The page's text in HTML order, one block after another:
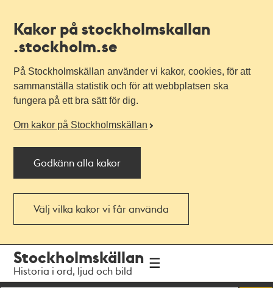
Kakor på stockholmskallan
.stockholm.se
På Stockholmskällan använder vi kakor, cookies, för att
sammanställa statistik och för att webbplatsen ska
fungera på ett bra sätt för dig.
Om kakor på Stockholmskällan
Godkänn alla kakor
Välj vilka kakor vi får använda
navigationen
huvudinnehållet
Stockholmskällan
Historia i ord, ljud och bild